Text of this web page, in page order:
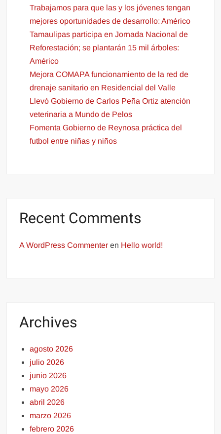
Trabajamos para que las y los jóvenes tengan
mejores oportunidades de desarrollo: Américo
Tamaulipas participa en Jornada Nacional de
Reforestación; se plantarán 15 mil árboles:
Américo
Mejora COMAPA funcionamiento de la red de
drenaje sanitario en Residencial del Valle
Llevó Gobierno de Carlos Peña Ortiz atención
veterinaria a Mundo de Pelos
Fomenta Gobierno de Reynosa práctica del
futbol entre niñas y niños
Recent Comments
A WordPress Commenter en Hello world!
Archives
agosto 2026
julio 2026
junio 2026
mayo 2026
abril 2026
marzo 2026
febrero 2026